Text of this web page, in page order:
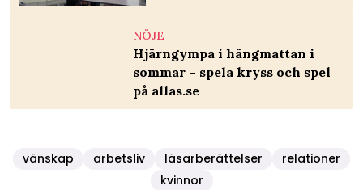
NÖJE
Hjärngympa i hängmattan i
sommar – spela kryss och spel
på allas.se
vänskap arbetsliv läsarberättelser
relationer
kvinnor